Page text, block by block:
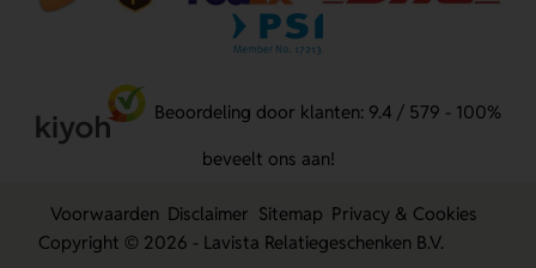
Beoordeling door klanten: 9.4 / 579 - 100%
beveelt ons aan!
Voorwaarden Disclaimer Sitemap Privacy & Cookies
Copyright © 2026 - Lavista Relatiegeschenken B.V.